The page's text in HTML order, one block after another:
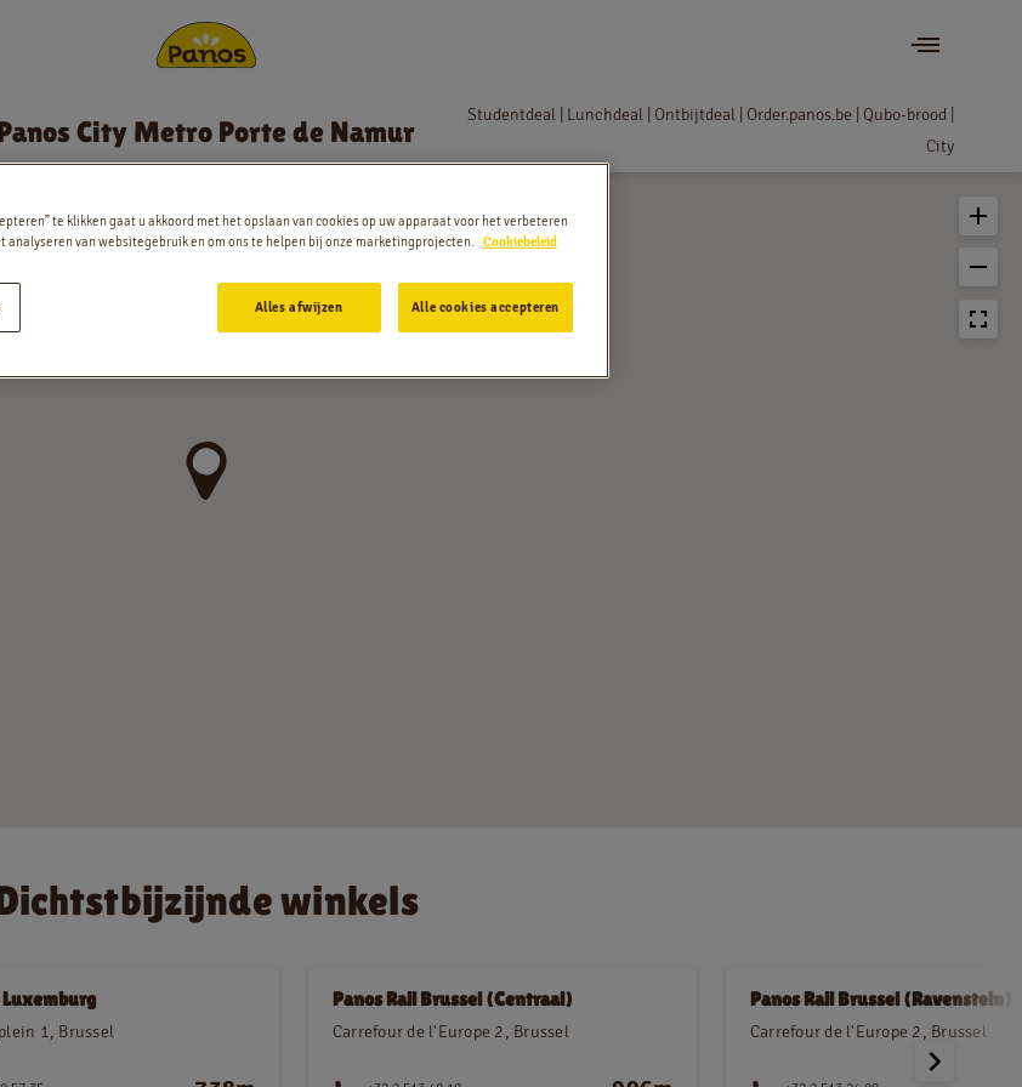
Bestellen
Nieuws
Menu
Contact
Cookie policy
Studentdeal | Lunchdeal | Ontbijtdeal | Order.panos.be | Qubo-brood |
City
City Metro Porte de Namur
winkels
Luxemburg
1, Brussel
Panos Rail Brussel (Centraal)
Carrefour de l'Europe 2, Brussel
Panos Rail Brussel (Ravenstein)
Carrefour de l'Europe 2, Brussel
te klikken gaat u akkoord met het opslaan van cookies op uw apparaat voor het verbeteren
van websitegebruik en om ons te helpen bij onze marketingprojecten.
Cookiebeleid
Alles afwijzen Alle cookies accepteren